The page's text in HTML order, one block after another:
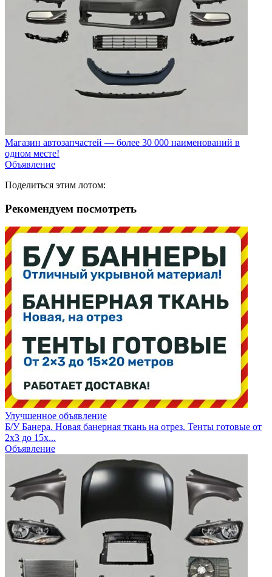
Магазин автозапчастей — более 30 000 наименований в
одном месте!
Объявление
Поделиться этим лотом:
Рекомендуем посмотреть
Улучшенное объявление
Б/У Банера. Новая банерная ткань на отрез. Тенты готовые от
2х3 до 15х...
Объявление